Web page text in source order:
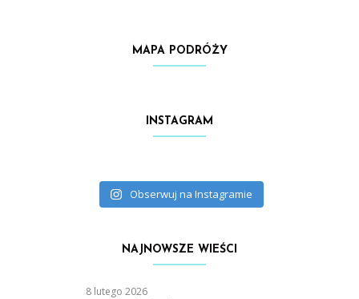
MAPA PODRÓŻY
INSTAGRAM
Obserwuj na Instagramie
NAJNOWSZE WIEŚCI
8 lutego 2026